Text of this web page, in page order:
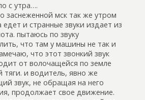
с утра….
заснеженной мск так же утром
и странные звуки издает из
пытаюсь по звуку
что там у машины не так и
что этот звонкий звук
от волочащейся по земле
тяги. и водитель, явно же
звук, не обращая на него
продолжает свое движение.